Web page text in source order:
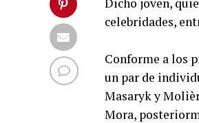
celebridades,
Conforme a los
un par de
Masaryk y
Mora,